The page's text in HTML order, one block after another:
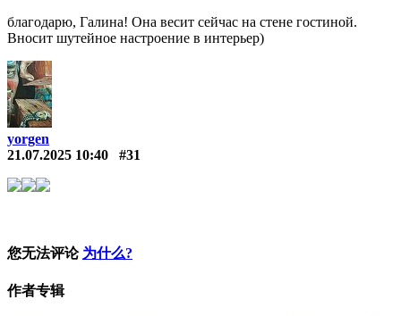
благодарю, Галина! Она весит сейчас на стене гостиной.
Вносит шутейное настроение в интерьер)
yorgen
21.07.2025 10:40
#31
您无法评论 为什么?
作者专辑